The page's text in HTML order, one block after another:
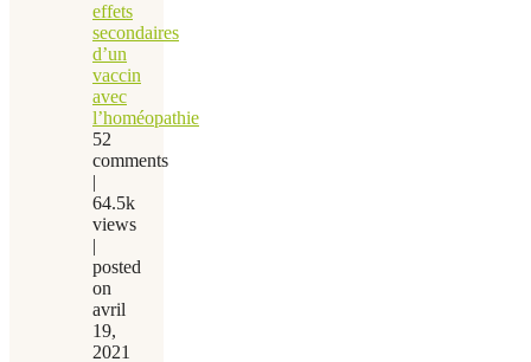
effets
secondaires
d’un
vaccin
avec
l’homéopathie
52
comments
|
64.5k
views
|
posted
on
avril
19,
2021